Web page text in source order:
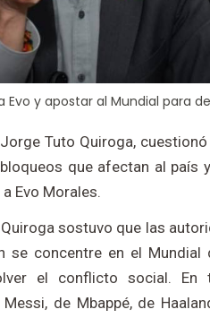
y apostar al Mundial para
Tuto Quiroga,
que afectan al país
Evo Morales.
sostuvo que las
se concentre en el
el conflicto social. En
de Mbappé, de